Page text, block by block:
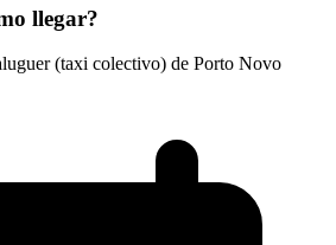
llegar?
(taxi colectivo) de Porto Novo